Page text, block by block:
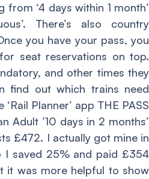
from ‘4 days within 1 month’
There’s also country
you have your pass, you
seat reservations on top.
and other times they
find out which trains need
Planner’ app THE PASS
Adult ’10 days in 2 months’
£472. I actually got mine in
I saved 25% and paid £354
it was more helpful to show